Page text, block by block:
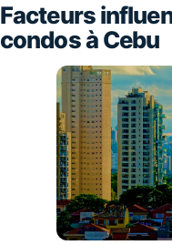
Facteurs
condos à Cebu